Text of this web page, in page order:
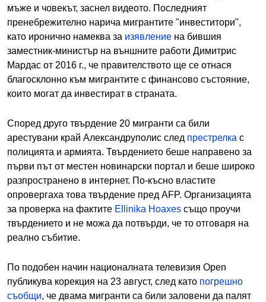
мъже и човекът, заснел видеото. Последният
пренебрежително нарича мигрантите "инвеститори",
като иронично намеква за изявление на бившия
заместник-министър на външните работи Димитрис
Мардас от 2016 г., че правителството ще се отнася
благосклонно към мигрантите с финансово състояние,
които могат да инвестират в страната.
Според друго твърдение 20 мигранти са били
арестувани край Александруполис след престрелка с
полицията и армията. Твърдението беше направено за
първи път от местен новинарски портал и беше широко
разпространено в интернет. По-късно властите
опровергаха това твърдение пред AFP. Организацията
за проверка на фактите Ellinika Hoaxes също проучи
твърдението и не можа да потвърди, че то отговаря на
реално събитие.
По подобен начин националната телевизия Open
публикува корекция на 23 август, след като погрешно
съобщи, че двама мигранти са били заловени да палят